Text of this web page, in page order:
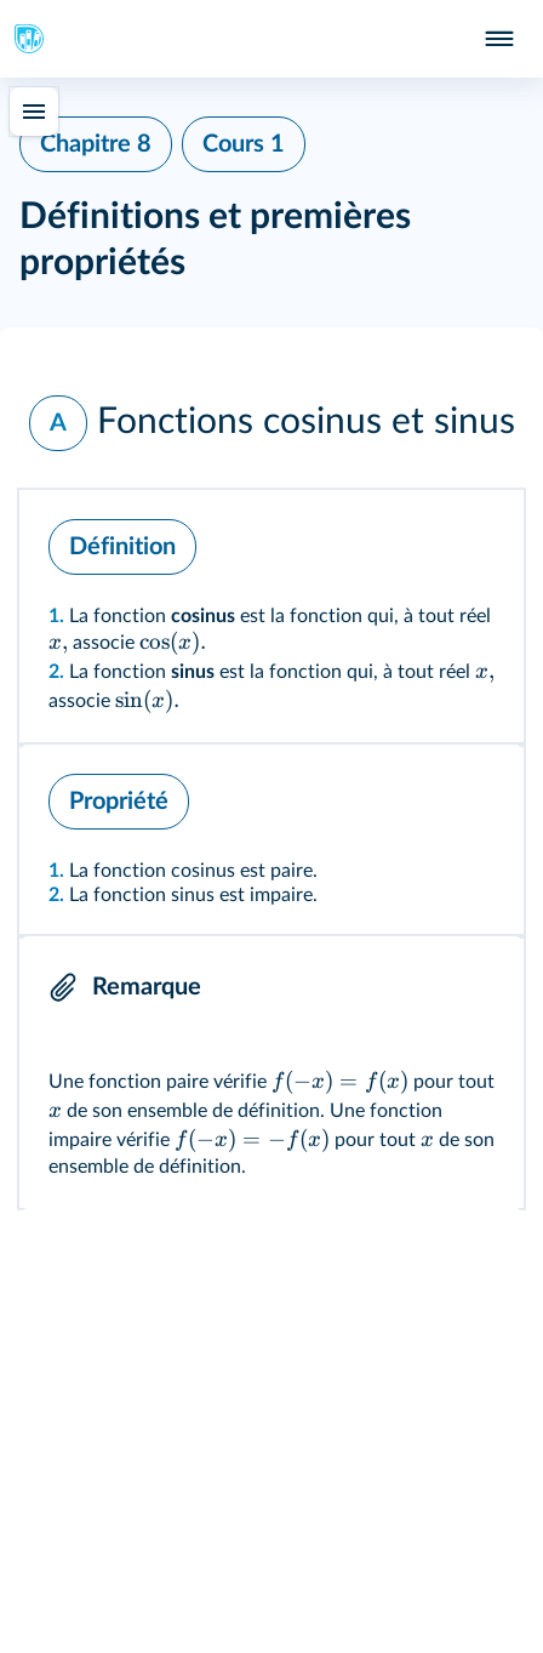
Chapitre 8 Cours 1
Définitions et premières
propriétés
A Fonctions cosinus et sinus
Définition
1. La fonction cosinus est la fonction qui, à tout réel
x, associe cos(x).
2. La fonction sinus est la fonction qui, à tout réel x,
associe sin(x).
Propriété
1. La fonction cosinus est paire.
2. La fonction sinus est impaire.
Remarque
Une fonction paire vérifie f(−x) = f(x) pour tout
x de son ensemble de définition. Une fonction
impaire vérifie f(−x) = − f(x) pour tout x de son
ensemble de définition.